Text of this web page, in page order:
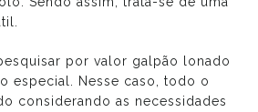
por valor galpão lonado
especial. Nesse caso, todo o
considerando as necessidades